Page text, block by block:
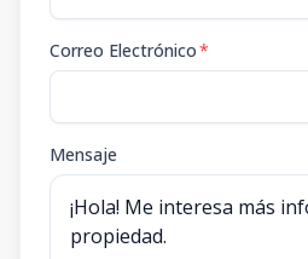
Correo Electrónico*
Mensaje